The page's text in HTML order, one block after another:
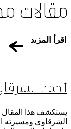
مقالات
اقرأ المزيد
أحمد
يستكشف هذا المقال
الشرقاوي ومسيرته